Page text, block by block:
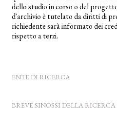
dello studio in corso o del
d'archivio è tutelato da diritti di
richiedente sarà informato dei
rispetto a terzi.
ENTE DI RICERCA
BREVE SINOSSI DELLA